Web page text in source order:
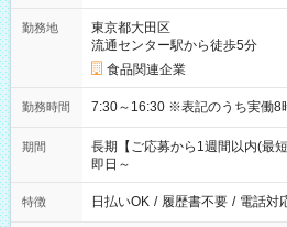
勤務地
東京都大田区
流通センター駅から徒歩5分
食品関連企業
勤務時間 7:30～16:30 ※表記のうち実
期間
長期【ご応募から1週間以内(最
即日～
特徴 日払いOK / 履歴書不要 / 電話対